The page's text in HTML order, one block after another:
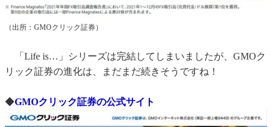
（出所：GMOクリック証券）
「Life is…」シリーズは完結してしまいましたが、GMOク
リック証券の進化は、まだまだ続きそうですね！
◆GMOクリック証券の公式サイト